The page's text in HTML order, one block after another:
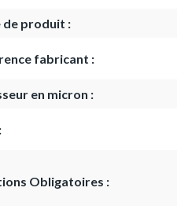
de produit :
fabricant :
en micron :
Obligatoires :